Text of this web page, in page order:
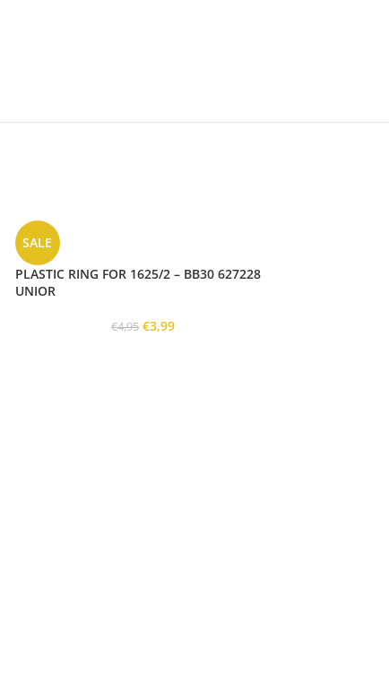
SALE
PLASTIC RING FOR 1625/2 – BB30 627228
UNIOR
€4,95 €3,99